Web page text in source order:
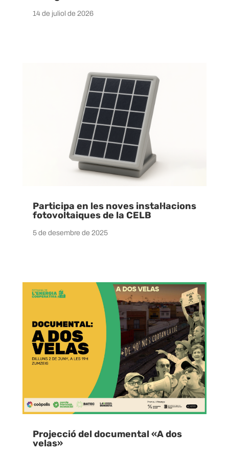
14 de juliol de 2026
Participa en les noves instal·lacions
fotovoltaiques de la CELB
5 de desembre de 2025
Projecció del documental «A dos
velas»